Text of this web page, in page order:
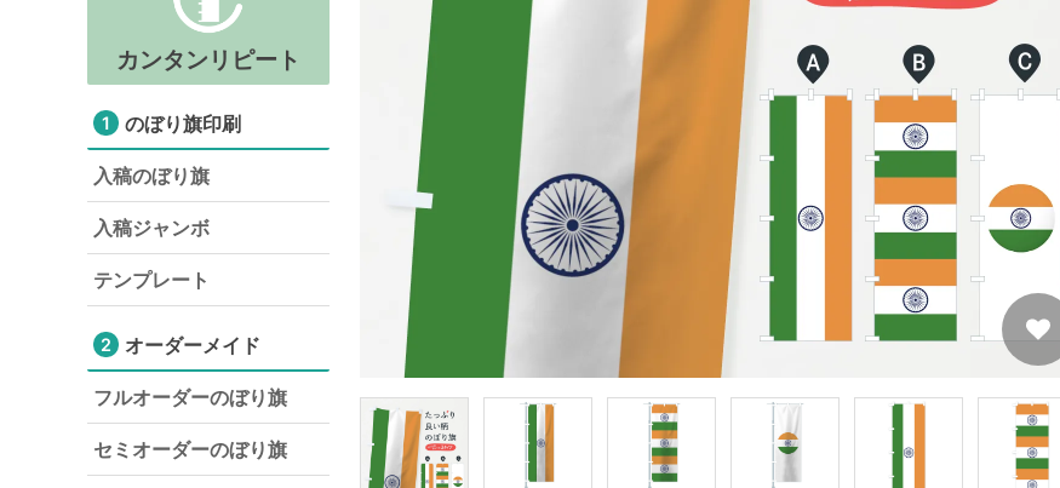
カンタンリピート
1 のぼり旗印刷
入稿のぼり旗
入稿ジャンボ
テンプレート
2 オーダーメイド
フルオーダーのぼり旗
セミオーダーのぼり旗